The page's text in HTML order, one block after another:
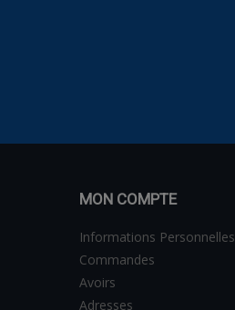
MON COMPTE
Informations Personnelles
Commandes
Avoirs
Adresses